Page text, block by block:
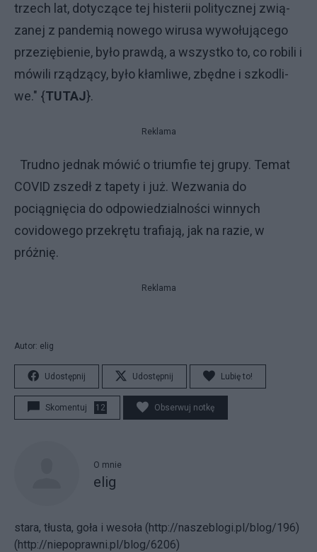
trzech lat, do­ty­czą­ce tej hi­ste­rii po­li­tycz­nej zwią­
za­nej z pan­de­mią no­we­go wi­ru­sa wy­wo­łu­ją­ce­go
prze­zię­bie­nie, by­ło praw­dą, a wszyst­ko to, co ro­bi­li i
mó­wi­li rzą­dzą­cy, by­ło kłam­li­we, zbęd­ne i szko­dli­
we." {TUTAJ}.
Reklama
Trudno jednak mówić o triumfie tej grupy. Temat
COVID zszedł z tapety i już. Wezwania do
pociągnięcia do odpowiedzialności winnych
covidowego przekrętu trafiają, jak na razie, w
próżnię.
Reklama
Autor: elig
Udostępnij Udostępnij Lubię to!
Skomentuj 12 Obserwuj notkę
O mnie
elig
stara, tłusta, goła i wesoła (http://naszeblogi.pl/blog/196)
(http://niepoprawni.pl/blog/6206)